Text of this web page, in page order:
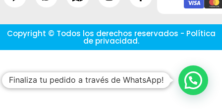
Copyright © Todos los derechos reservados - Política
de privacidad.
Finaliza tu pedido a través de WhatsApp!